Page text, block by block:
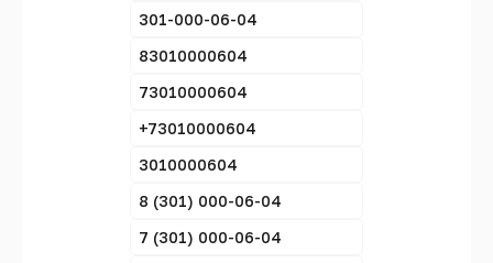
301-000-06-04
83010000604
73010000604
+73010000604
3010000604
8 (301) 000-06-04
7 (301) 000-06-04